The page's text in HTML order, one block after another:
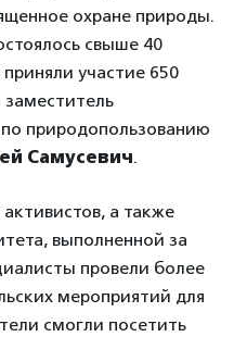
охране природы.
свыше 40
участие 650
природопользованию
Самусевич.
а также
выполненной за
провели более
мероприятий для
смогли посетить